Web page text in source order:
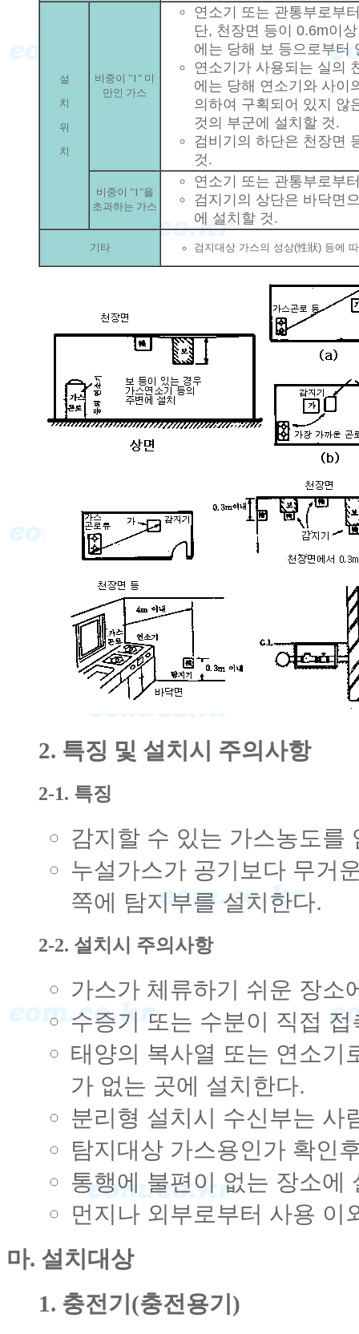
설
치
위
치
비중이 "1" 미
만인 가스
연소기 또는 관통부로부
단, 천장면 등이 0.6m이
에는 당해 보 등으로부터
연소기가 사용되는 실의
에는 당해 연소기와 사이
의하여 구획되어 있지 않
것의 부군에 설치할 것.
검비기의 하단은 천장면
것.
비중이 "1"을
초과하는 가스
연소기 또는 관통부로부
검지기의 상단은 바닥면
에 설치할 것.
기타 검지대상 가스의 성상(性狀) 등에
2. 특징 및 설치시 주의사항
2-1. 특징
감지할 수 있는 가스농도를
누설가스가 공기보다 무거
쪽에 탐지부를 설치한다.
2-2. 설치시 주의사항
가스가 체류하기 쉬운 장소
수증기 또는 수분이 직접
태양의 복사열 또는 연소
가 없는 곳에 설치한다.
분리형 설치시 수신부는 사
탐지대상 가스용인가 확인
통행에 불편이 없는 장소에
먼지나 외부로부터 사용 이
마. 설치대상
1. 충전기(충전용기)